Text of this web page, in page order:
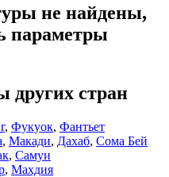
не найдены,
параметры
других стран
, Фукуок, Фантьет
, Макади, Дахаб, Сома Бей
, Самуи
, Махдия